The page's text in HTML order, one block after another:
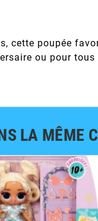
cette poupée
ou pour
LA MÊME